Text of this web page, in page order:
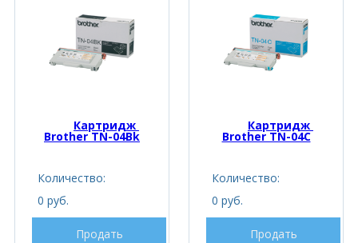
Картридж
Brother TN-04Bk
Количество:
0 руб.
Продать
Картридж
Brother TN-04C
Количество:
0 руб.
Продать